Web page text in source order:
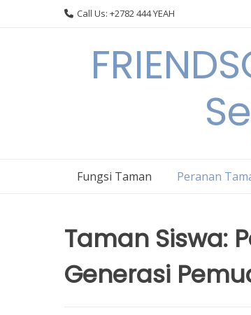
Call Us: +2782 444 YEAH
Fungsi Taman Peranan
Taman Siswa:
Generasi